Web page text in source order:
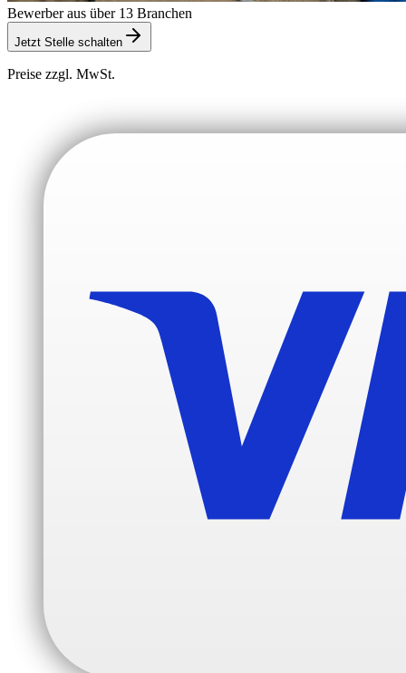
Bewerber aus über 13 Branchen
Jetzt Stelle schalten
Preise zzgl. MwSt.